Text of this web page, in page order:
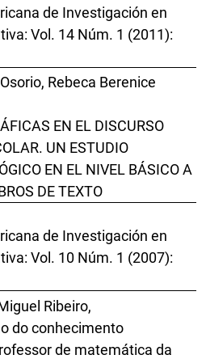
de Investigación en
Vol. 14 Núm. 1 (2011):
Rebeca Berenice
EN EL DISCURSO
UN ESTUDIO
EN EL NIVEL BÁSICO A
DE TEXTO
de Investigación en
Vol. 10 Núm. 1 (2007):
Ribeiro,
do conhecimento
de matemática da